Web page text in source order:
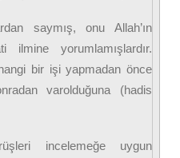
saymış, onu Allah’ın
ilmine yorumlamışlardır.
bir işi yapmadan önce
varolduğuna (hadis
incelemeğe uygun